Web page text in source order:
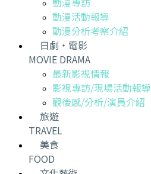
動漫活動報導
動漫分析考察介紹
日劇・電影
MOVIE DRAMA
最新影視情報
影視專訪/現場活動報導
觀後感/分析/演員介紹
旅遊
TRAVEL
美食
FOOD